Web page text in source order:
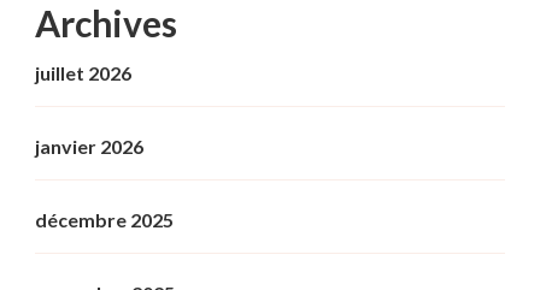
Archives
juillet 2026
janvier 2026
décembre 2025